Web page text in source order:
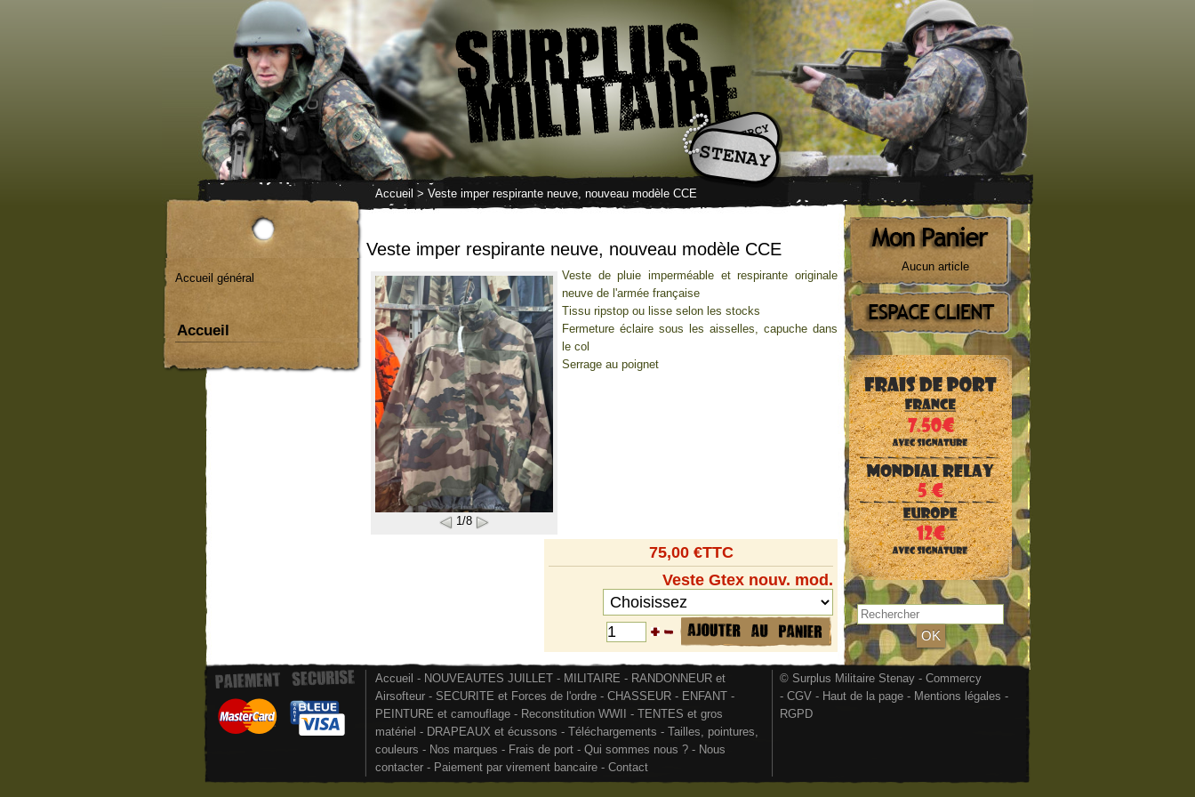
Accueil > Veste imper respirante neuve, nouveau modèle CCE
Accueil général
Accueil
Aucun article
Veste imper respirante neuve, nouveau modèle CCE
1/8
Veste de pluie imperméable et respirante originale
neuve de l'armée française
Tissu ripstop ou lisse selon les stocks
Fermeture éclaire sous les aisselles, capuche dans
le col
Serrage au poignet
75,00 €TTC
Veste Gtex nouv. mod.
Accueil - NOUVEAUTES JUILLET - MILITAIRE - RANDONNEUR et
Airsofteur - SECURITE et Forces de l'ordre - CHASSEUR - ENFANT -
PEINTURE et camouflage - Reconstitution WWII - TENTES et gros
matériel - DRAPEAUX et écussons - Téléchargements - Tailles, pointures,
couleurs - Nos marques - Frais de port - Qui sommes nous ? - Nous
contacter - Paiement par virement bancaire - Contact
© Surplus Militaire Stenay - Commercy
- CGV - Haut de la page - Mentions légales -
RGPD